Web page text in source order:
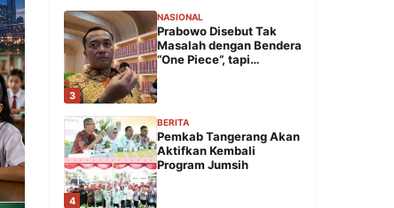
3
NASIONAL
Prabowo Disebut Tak
Masalah dengan Bendera
“One Piece”, tapi…
4
BERITA
Pemkab Tangerang Akan
Aktifkan Kembali
Program Jumsih